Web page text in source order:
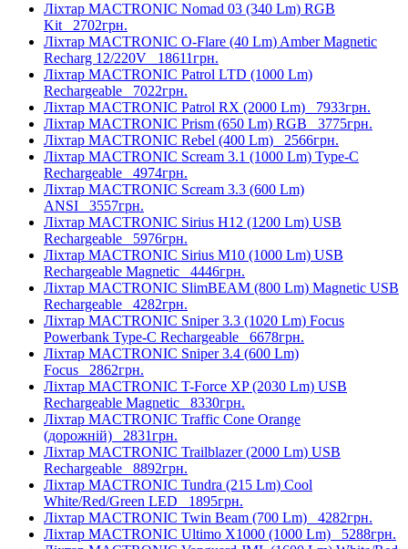
Ліхтар MACTRONIC Nomad 03 (340 Lm) RGB
Kit 2702грн.
Ліхтар MACTRONIC O-Flare (40 Lm) Amber Magnetic
Recharg 12/220V 18611грн.
Ліхтар MACTRONIC Patrol LTD (1000 Lm)
Rechargeable 7022грн.
Ліхтар MACTRONIC Patrol RX (2000 Lm) 7933грн.
Ліхтар MACTRONIC Prism (650 Lm) RGB 3775грн.
Ліхтар MACTRONIC Rebel (400 Lm) 2566грн.
Ліхтар MACTRONIC Scream 3.1 (1000 Lm) Type-C
Rechargeable 4974грн.
Ліхтар MACTRONIC Scream 3.3 (600 Lm)
ANSI 3557грн.
Ліхтар MACTRONIC Sirius H12 (1200 Lm) USB
Rechargeable 5976грн.
Ліхтар MACTRONIC Sirius M10 (1000 Lm) USB
Rechargeable Magnetic 4446грн.
Ліхтар MACTRONIC SlimBEAM (800 Lm) Magnetic USB
Rechargeable 4282грн.
Ліхтар MACTRONIC Sniper 3.3 (1020 Lm) Focus
Powerbank Type-C Rechargeable 6678грн.
Ліхтар MACTRONIC Sniper 3.4 (600 Lm)
Focus 2862грн.
Ліхтар MACTRONIC T-Force XP (2030 Lm) USB
Rechargeable Magnetic 8330грн.
Ліхтар MACTRONIC Traffic Cone Orange
(дорожній) 2831грн.
Ліхтар MACTRONIC Trailblazer (2000 Lm) USB
Rechargeable 8892грн.
Ліхтар MACTRONIC Tundra (215 Lm) Cool
White/Red/Green LED 1895грн.
Ліхтар MACTRONIC Twin Beam (700 Lm) 4282грн.
Ліхтар MACTRONIC Ultimo X1000 (1000 Lm) 5288грн.